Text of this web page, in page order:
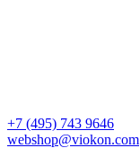
+7 (495) 743 9646
webshop@viokon.com